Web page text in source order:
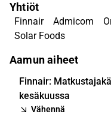
Yhtiöt
Finnair Admicom
Solar Foods
Aamun aiheet
Finnair:
kesäkuussa
Vähennä